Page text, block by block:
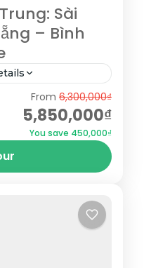
Sài
– Bình
đi qua rất
Tuy Hòa, Quy
An, Đà Nẵng...
,Huế,Phú Yên,Quảng
From 6,300,000₫
5,850,000₫
You save 450,000₫